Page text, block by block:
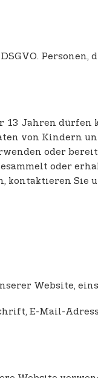
Personen,
Jahren
von Kindern
oder
oder
kontaktieren Sie
Website,
E-Mail-